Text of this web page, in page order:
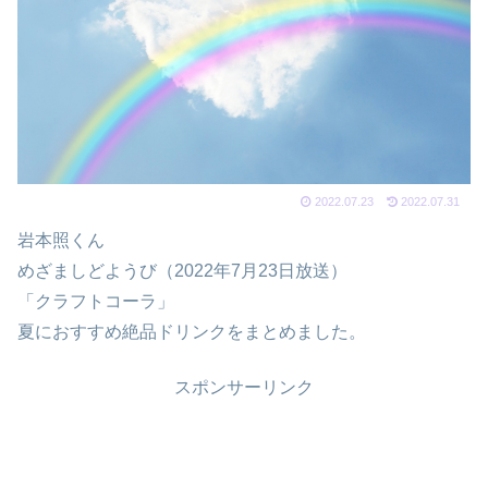
2022.07.23 2022.07.31
岩本照くん
めざましどようび（2022年7月23日放送）
「クラフトコーラ」
夏におすすめ絶品ドリンクをまとめました。
スポンサーリンク